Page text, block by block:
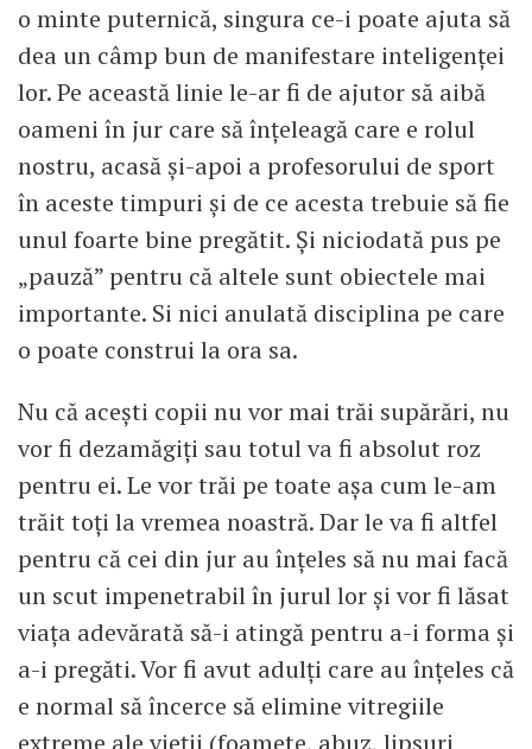
o minte puternică, singura ce-i poate ajuta să
dea un câmp bun de manifestare inteligenţei
lor. Pe această linie le-ar fi de ajutor să aibă
oameni în jur care să înţeleagă care e rolul
nostru, acasă și-apoi a profesorului de sport
în aceste timpuri şi de ce acesta trebuie să fie
unul foarte bine pregătit. Şi niciodată pus pe
„pauză” pentru că altele sunt obiectele mai
importante. Si nici anulată disciplina pe care
o poate construi la ora sa.
Nu că aceşti copii nu vor mai trăi supărări, nu
vor fi dezamăgiţi sau totul va fi absolut roz
pentru ei. Le vor trăi pe toate aşa cum le-am
trăit toţi la vremea noastră. Dar le va fi altfel
pentru că cei din jur au înţeles să nu mai facă
un scut impenetrabil în jurul lor şi vor fi lăsat
viaţa adevărată să-i atingă pentru a-i forma şi
a-i pregăti. Vor fi avut adulţi care au înţeles că
e normal să încerce să elimine vitregiile